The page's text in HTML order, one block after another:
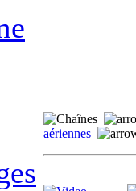
aériennes